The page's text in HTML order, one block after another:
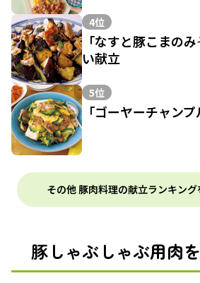
4位
「なすと豚こまの
い献立
5位
「ゴーヤーチャン
その他 豚肉料理の献立ランキン
豚しゃぶしゃぶ用肉